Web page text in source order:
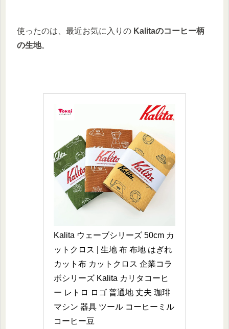
使ったのは、最近お気に入りの Kalitaのコーヒー柄
の生地。
Kalita ウェーブシリーズ 50cm カ
ットクロス | 生地 布 布地 はぎれ
カット布 カットクロス 企業コラ
ボシリーズ Kalita カリタコーヒ
ー レトロ ロゴ 普通地 丈夫 珈琲
マシン 器具 ツール コーヒーミル
コーヒー豆